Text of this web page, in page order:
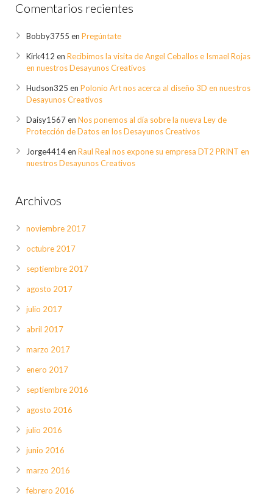
Comentarios recientes
Bobby3755 en Pregúntate
Kirk412 en Recibimos la visita de Angel Ceballos e Ismael Rojas
en nuestros Desayunos Creativos
Hudson325 en Polonio Art nos acerca al diseño 3D en nuestros
Desayunos Creativos
Daisy1567en Nos ponemos al día sobre la nueva Ley de
Protección de Datos en los Desayunos Creativos
Jorge4414en Raul Real nos expone su empresa DT2 PRINT en
nuestros Desayunos Creativos
Archivos
noviembre 2017
octubre 2017
septiembre 2017
agosto 2017
julio 2017
abril 2017
marzo 2017
enero 2017
septiembre 2016
agosto 2016
julio 2016
junio 2016
marzo 2016
febrero 2016